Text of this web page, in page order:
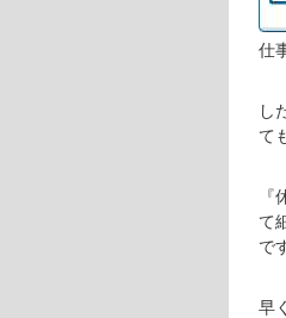
仕
し
て
て
で
早